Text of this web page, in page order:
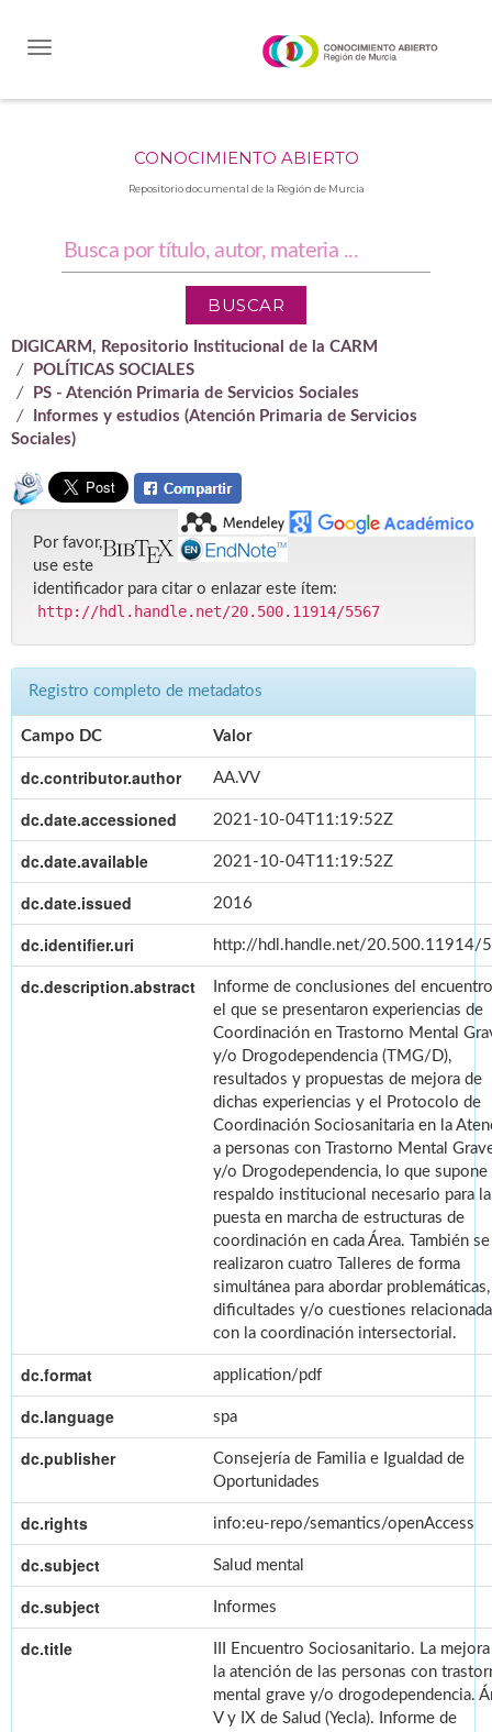
CONOCIMIENTO ABIERTO
Repositorio documental de la Región de Murcia
DIGICARM, Repositorio Institucional de la CARM
POLÍTICAS SOCIALES
PS - Atención Primaria de Servicios Sociales
Informes y estudios (Atención Primaria de Servicios
Sociales)
Por favor,
use este
identificador para citar o enlazar este ítem:
http://hdl.handle.net/20.500.11914/5567
Registro completo de metadatos
Campo DC Valor
dc.contributor.author AA.VV
dc.date.accessioned 2021-10-04T11:19:52Z
dc.date.available 2021-10-04T11:19:52Z
dc.date.issued 2016
dc.identifier.uri http://hdl.handle.net/20.500.11914/
dc.description.abstract
Informe de conclusiones del
el que se presentaron experiencias de
Coordinación en Trastorno Mental
y/o Drogodependencia (TMG/D),
resultados y propuestas de mejora de
dichas experiencias y el Protocolo de
Coordinación Sociosanitaria en la
a personas con Trastorno Mental
y/o Drogodependencia, lo que supone
respaldo institucional necesario para la
puesta en marcha de estructuras de
coordinación en cada Área. También se
realizaron cuatro Talleres de forma
simultánea para abordar problemáticas,
dificultades y/o cuestiones
con la coordinación intersectorial.
dc.format application/pdf
dc.language spa
dc.publisher
Consejería de Familia e Igualdad de
Oportunidades
dc.rights info:eu-repo/semantics/openAccess
dc.subject Salud mental
dc.subject Informes
dc.title
III Encuentro Sociosanitario. La
la atención de las personas con
mental grave y/o drogodependencia.
V y IX de Salud (Yecla). Informe de